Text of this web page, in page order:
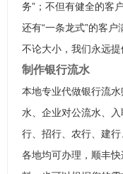
务”；不但有健全的客
还有“一条龙式”的客户
不论大小，我们永远提
制作银行流水
本地专业代做银行流
水、企业对公流水、
行、招行、农行、建
各地均可办理，顺丰